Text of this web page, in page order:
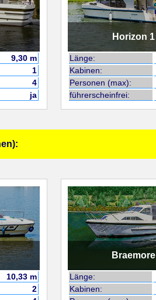
9,30 m
1
4
ja
Horizon 1
Länge:
Kabinen:
Personen (max):
führerscheinfrei:
10,33 m
2
Braemore
Länge:
Kabinen: